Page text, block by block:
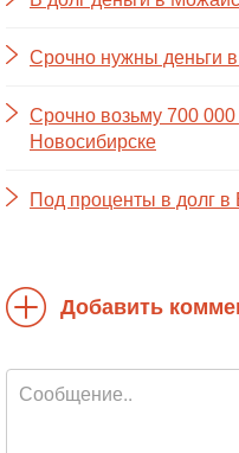
Срочно нужны деньги
Срочно возьму 700 000
Новосибирске
Под проценты в долг
Добавить